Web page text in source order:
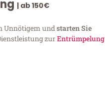
| ab 150€
Unnötigem und starten Sie
zurEntrümpelung